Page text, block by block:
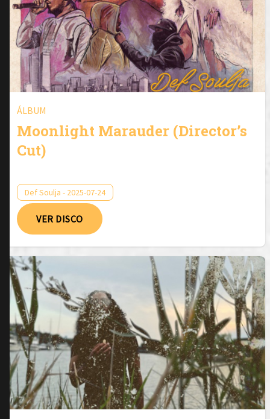
ÁLBUM
Moonlight Marauder (Director’s
Cut)
Def Soulja - 2025-07-24
VER DISCO